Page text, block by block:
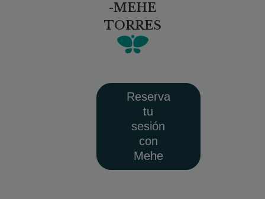
-MEHE
TORRES
Reserva
tu
sesión
con
Mehe